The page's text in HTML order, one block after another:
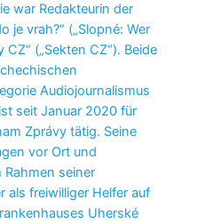
war Redakteurin der
je vrah?“ („Slopné: Wer
(„Sekten CZ“). Beide
Audiojournalismus
seit Januar 2020 für
Zprávy tätig. Seine
vor Ort und
seiner
als freiwilliger Helfer auf
Uherské